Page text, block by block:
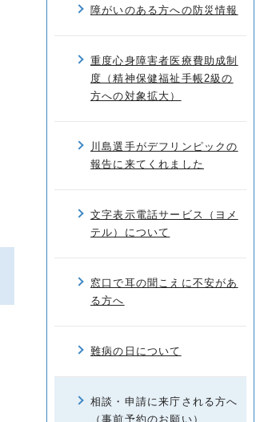
障がいのある方への防災情報
重度心身障害者医療費助成制
度（精神保健福祉手帳2級の
方への対象拡大）
川島選手がデフリンピックの
報告に来てくれました
文字表示電話サービス（ヨメ
テル）について
窓口で耳の聞こえに不安があ
る方へ
難病の日について
相談・申請に来庁される方へ
（事前予約のお願い）